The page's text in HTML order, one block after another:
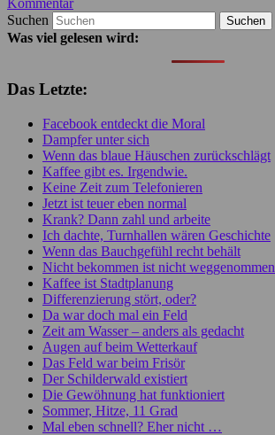
Kommentar
Suchen
Was viel gelesen wird:
Das Letzte:
Facebook entdeckt die Moral
Dampfer unter sich
Wenn das blaue Häuschen zurückschlägt
Kaffee gibt es. Irgendwie.
Keine Zeit zum Telefonieren
Jetzt ist teuer eben normal
Krank? Dann zahl und arbeite
Ich dachte, Turnhallen wären Geschichte
Wenn das Bauchgefühl recht behält
Nicht bekommen ist nicht weggenommen
Kaffee ist Stadtplanung
Differenzierung stört, oder?
Da war doch mal ein Feld
Zeit am Wasser – anders als gedacht
Augen auf beim Wetterkauf
Das Feld war beim Frisör
Der Schilderwald existiert
Die Gewöhnung hat funktioniert
Sommer, Hitze, 11 Grad
Mal eben schnell? Eher nicht …